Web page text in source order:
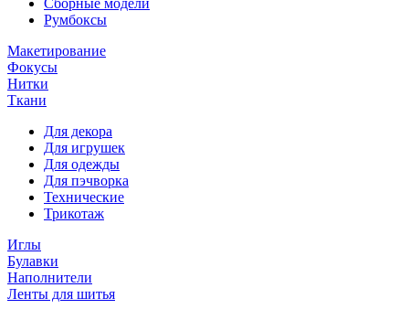
Сборные модели
Румбоксы
Макетирование
Фокусы
Нитки
Ткани
Для декора
Для игрушек
Для одежды
Для пэчворка
Технические
Трикотаж
Иглы
Булавки
Наполнители
Ленты для шитья